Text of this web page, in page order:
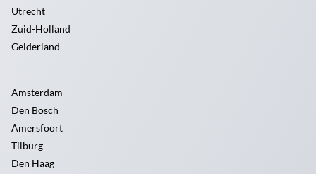
Utrecht
Zuid-Holland
Gelderland
Amsterdam
Den Bosch
Amersfoort
Tilburg
Den Haag